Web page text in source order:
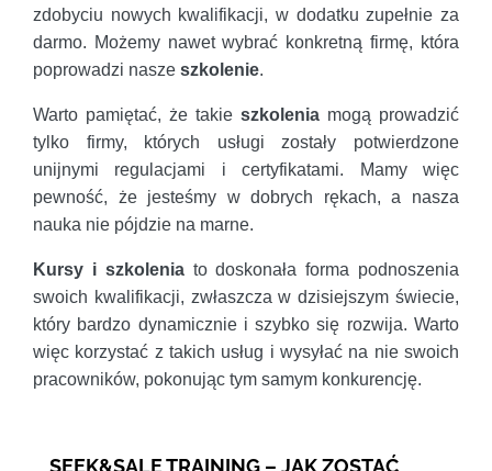
zdobyciu nowych kwalifikacji, w dodatku zupełnie za
darmo. Możemy nawet wybrać konkretną firmę, która
poprowadzi nasze szkolenie.
Warto pamiętać, że takie szkolenia mogą prowadzić
tylko firmy, których usługi zostały potwierdzone
unijnymi regulacjami i certyfikatami. Mamy więc
pewność, że jesteśmy w dobrych rękach, a nasza
nauka nie pójdzie na marne.
Kursy i szkoleniato doskonała forma podnoszenia
swoich kwalifikacji, zwłaszcza w dzisiejszym świecie,
który bardzo dynamicznie i szybko się rozwija. Warto
więc korzystać z takich usług i wysyłać na nie swoich
pracowników, pokonując tym samym konkurencję.
SEEK&SALE TRAINING – JAK ZOSTAĆ